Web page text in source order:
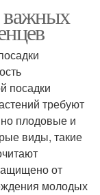
важных
посадки
требуют
плодовые и
виды, такие
от
молодых